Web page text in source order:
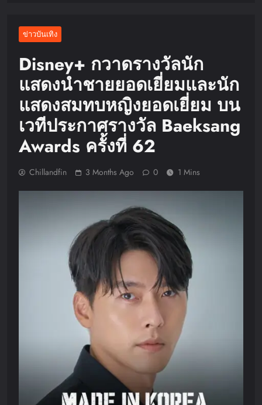
ข่าวบันเทิง
Disney+ กวาดรางวัลนัก
แสดงนำชายยอดเยี่ยมและนัก
แสดงสมทบหญิงยอดเยี่ยม บน
เวทีประกาศรางวัล Baeksang
Awards ครั้งที่ 62
Chillandfin 3 Months Ago 0 1 Mins